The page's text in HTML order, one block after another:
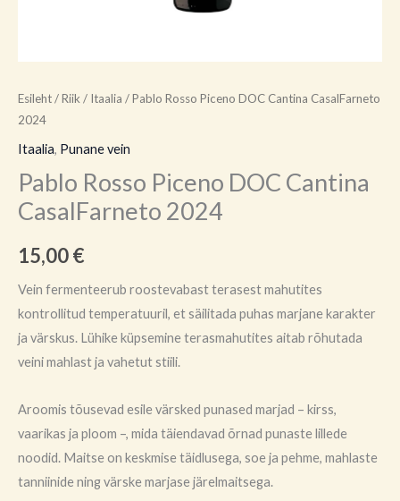
Esileht/Riik / Itaalia / Pablo Rosso Piceno DOC Cantina CasalFarneto
2024
Itaalia, Punane vein
Pablo Rosso Piceno DOC Cantina
CasalFarneto 2024
15,00€
Vein fermenteerub roostevabast terasest mahutites
kontrollitud temperatuuril, et säilitada puhas marjane karakter
ja värskus. Lühike küpsemine terasmahutites aitab rõhutada
veini mahlast ja vahetut stiili.
Aroomis tõusevad esile värsked punased marjad – kirss,
vaarikas ja ploom –, mida täiendavad õrnad punaste lillede
noodid. Maitse on keskmise täidlusega, soe ja pehme, mahlaste
tanniinide ning värske marjase järelmaitsega.